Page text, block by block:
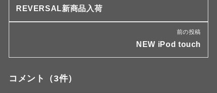
REVERSAL新商品入荷
前の投稿
NEW iPod touch
コメント （3件）